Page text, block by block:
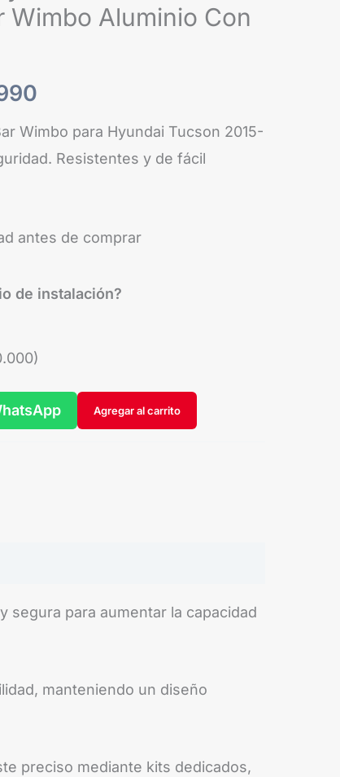
Wimbo Aluminio Con
es:
Wimbo para Hyundai Tucson 2015-
Resistentes y de fácil
antes de comprar
de instalación?
)
Agregar al carrito
segura para aumentar la capacidad
manteniendo un diseño
preciso mediante kits dedicados,